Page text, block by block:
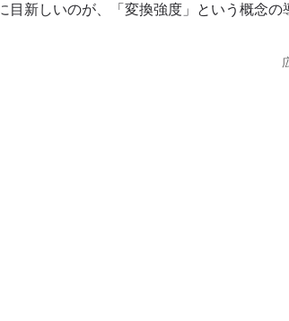
目新しいのが、「変換強度」という概念の